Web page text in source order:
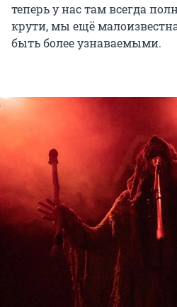
теперь у нас там всегда
крути, мы ещё
быть более узнаваемыми.